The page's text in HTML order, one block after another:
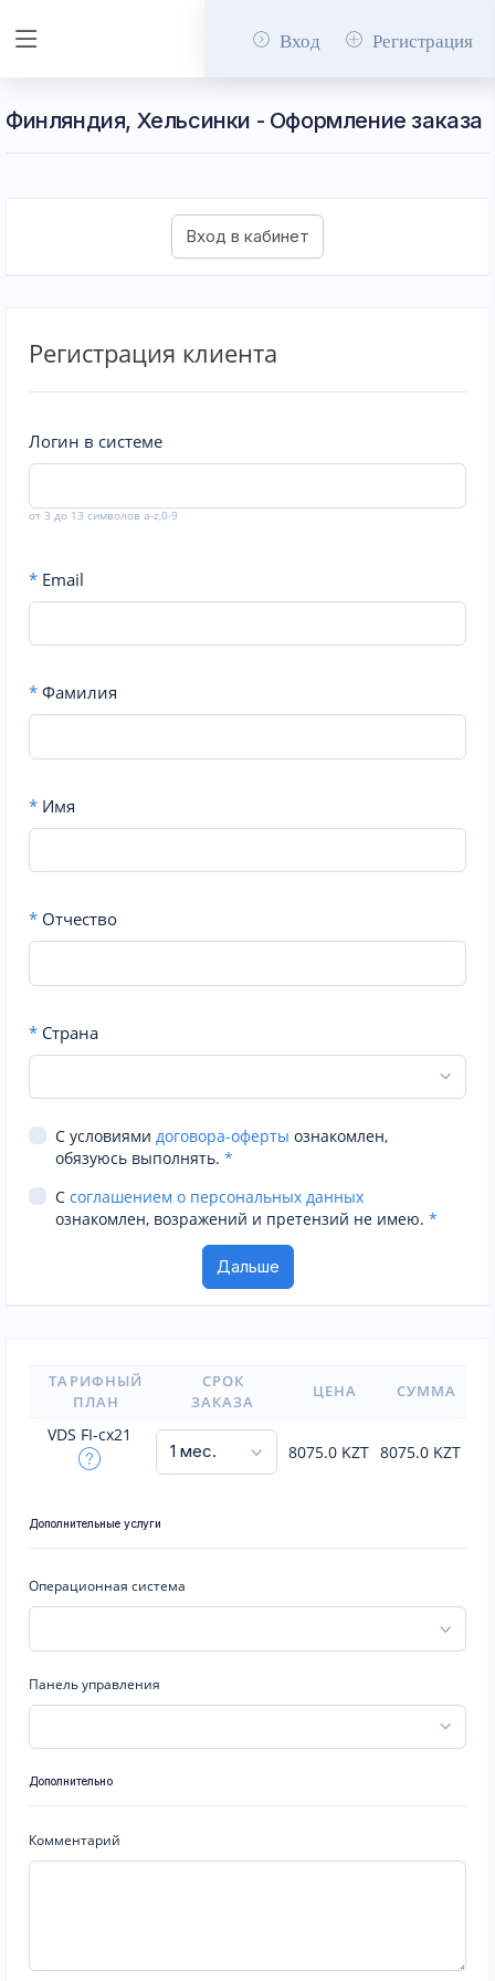
Вход Регистрация
Финляндия, Хельсинки - Оформление заказа
Регистрация клиента
Логин в системе
от 3 до 13 символов a-z,0-9
* Email
* Фамилия
* Имя
* Отчество
* Страна
С условиями договора-оферты ознакомлен,
обязуюсь выполнять. *
С соглашением о персональных данных
ознакомлен, возражений и претензий не имею. *
ТАРИФНЫЙ
ПЛАН
СРОК
ЗАКАЗА
ЦЕНА СУММА
VDS FI-cx21
8075.0 KZT 8075.0 KZT
Дополнительные услуги
Операционная система
Панель управления
Дополнительно
Комментарий